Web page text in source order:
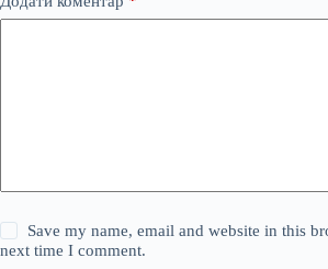
Save my name, email and website in this
next time I comment.